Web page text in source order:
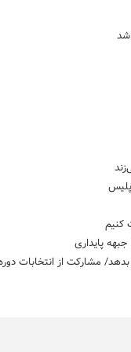
شد
کنیم
پایداری
مشارکت از انتخابات